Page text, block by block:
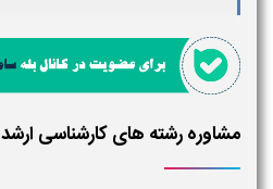
مشاوره رشته های کارشناسی ارشد ۱۴۰۵